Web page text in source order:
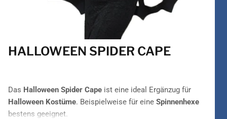
HALLOWEEN SPIDER CAPE
Das Halloween Spider Cape ist eine ideal Ergänzug für
Halloween Kostüme. Beispielweise für eine Spinnenhexe
bestens geeignet.